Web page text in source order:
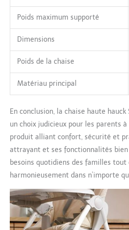
Poids maximum supporté
Dimensions
Poids de la chaise
Matériau principal
En conclusion, la chaise haute
un choix judicieux pour les parents à
produit alliant confort, sécurité et
attrayant et ses fonctionnalités bien
besoins quotidiens des familles tout
harmonieusement dans n’importe